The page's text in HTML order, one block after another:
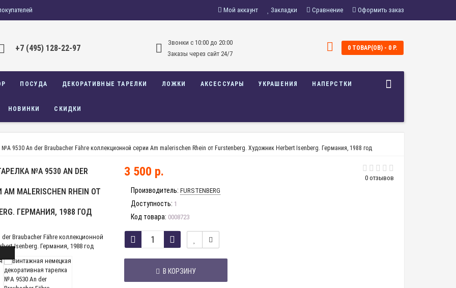
Мой аккаунт Закладки Сравнение Оформить заказ
+7 (495) 128-22-97
Звонки c 10:00 до 20:00
Заказы через сайт 24/7
0 ТОВАР(ОВ) - 0 Р.
ПОСУДА ДЕКОРАТИВНЫЕ ТАРЕЛКИ ЛОЖКИ АКСЕССУАРЫ УКРАШЕНИЯ НАПЕРСТКИ
НОВИНКИ СКИДКИ
9530 An der Braubacher Fähre коллекционной серии Am malerischen Rhein от Furstenberg. Художник Herbert Isenberg. Германия, 1988 год
№A 9530 AN DER
MALERISCHEN RHEIN ОТ
ГЕРМАНИЯ, 1988 ГОД
0 отзывов
3 500 р.
Производитель: FURSTENBERG
Доступность: 1
Код товара: 0008723
В КОРЗИНУ